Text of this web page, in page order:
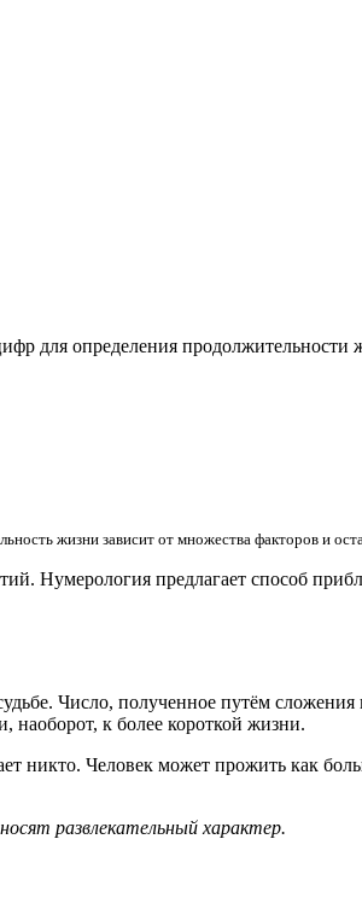
для определения продолжительности
жизни зависит от множества факторов и
Нумерология предлагает способ
Число, полученное путём
наоборот, к более короткой жизни.
никто. Человек может прожить как
развлекательный характер.